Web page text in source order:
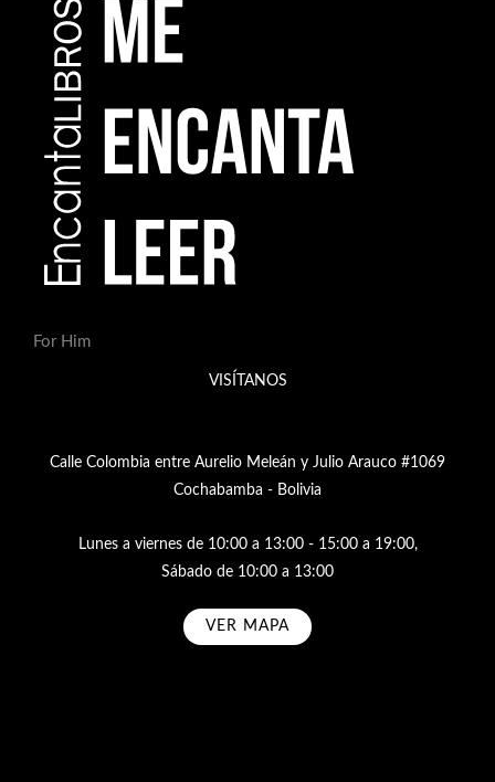
For Him
VISÍTANOS
Calle Colombia entre Aurelio Meleán y Julio Arauco #1069
Cochabamba - Bolivia
Lunes a viernes de 10:00 a 13:00 - 15:00 a 19:00,
Sábado de 10:00 a 13:00
VER MAPA